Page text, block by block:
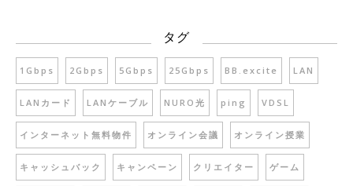
タグ
1Gbps 2Gbps 5Gbps 25Gbps BB.excite LAN
LANカード LANケーブル NURO光 ping VDSL
インターネット無料物件 オンライン会議 オンライン授業
キャッシュバック キャンペーン クリエイター ゲーム